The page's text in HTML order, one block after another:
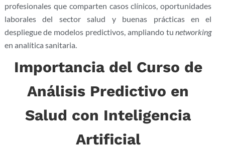
profesionales que comparten casos clínicos, oportunidades
laborales del sector salud y buenas prácticas en el
despliegue de modelos predictivos, ampliando tunetworking
en analítica sanitaria.
Importancia del Curso de
Análisis Predictivo en
Salud con Inteligencia
Artificial